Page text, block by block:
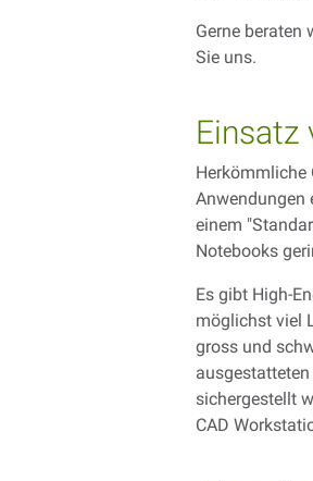
Gerne beraten
Sie uns.
Einsatz
Herkömmliche
Anwendungen
einem
Notebooks
Es gibt High-
möglichst viel
gross und
sichergestellt
CAD